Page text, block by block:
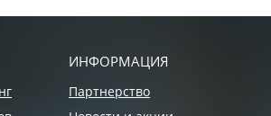
ИНФОРМАЦИЯ
Партнерство